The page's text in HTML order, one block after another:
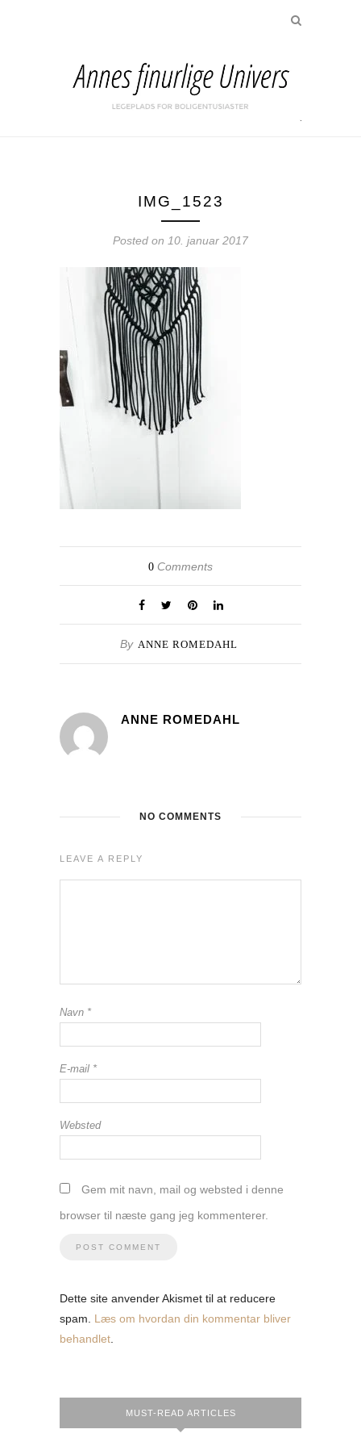
IMG_1523
Posted on 10. januar 2017
0 Comments
By ANNE ROMEDAHL
ANNE ROMEDAHL
NO COMMENTS
LEAVE A REPLY
Navn *
E-mail *
Websted
Gem mit navn, mail og websted i denne
browser til næste gang jeg kommenterer.
Dette site anvender Akismet til at reducere
spam. Læs om hvordan din kommentar bliver
behandlet
MUST-READ ARTICLES